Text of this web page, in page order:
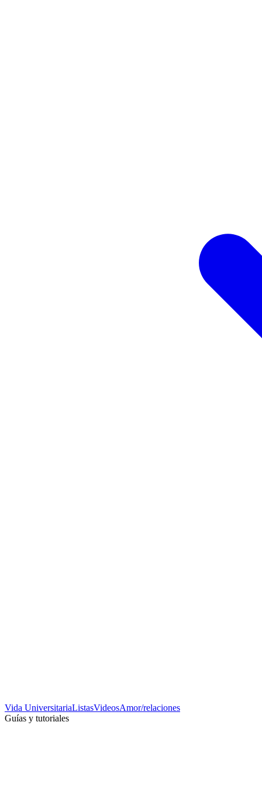
Vida UniversitariaListasVideosAmor/relaciones
Guías y tutoriales